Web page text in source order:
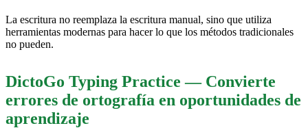
La escritura no reemplaza la escritura manual, sino que utiliza
herramientas modernas para hacer lo que los métodos tradicionales
no pueden.
DictoGo Typing Practice — Convierte
errores de ortografía en oportunidades de
aprendizaje